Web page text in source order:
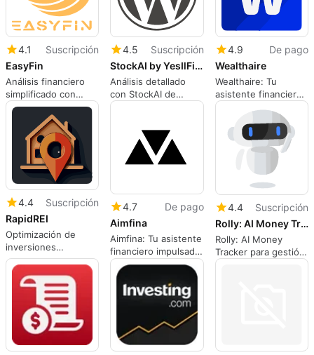
4.1
Suscripción
EasyFin
Análisis financiero
simplificado con
EasyFin
4.5
Suscripción
StockAI by YesIlFinance
Análisis detallado
con StockAI de
YesIlFinance
4.9
De pago
Wealthaire
Wealthaire: Tu
asistente financiero
inteligente
4.4
Suscripción
RapidREI
Optimización de
inversiones
inmobiliarias con IA
4.7
De pago
Aimfina
Aimfina: Tu asistente
financiero impulsado
por IA
4.4
Suscripción
Rolly: AI Money Trackerv7.0.0
Rolly: AI Money
Tracker para gestión
de gastos